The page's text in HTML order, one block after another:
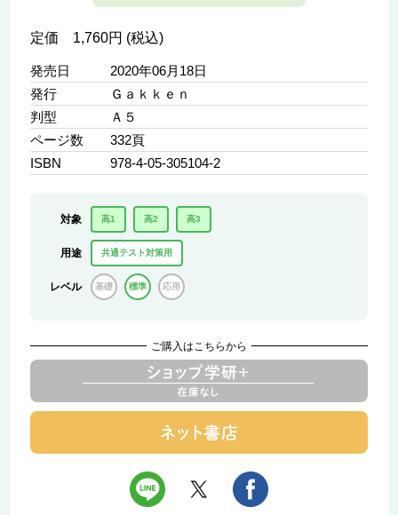
定価 1,760円 (税込)
発売日
2020年06月18日
発行
Ｇａｋｋｅｎ
判型
Ａ５
ページ数
332頁
ISBN
978-4-05-305104-2
対象 高1 高2 高3
用途 共通テスト対策用
レベル 基礎 標準 応用
ご購入はこちらから